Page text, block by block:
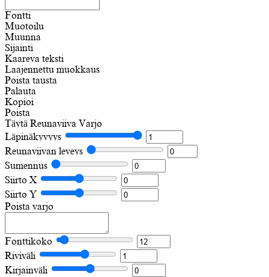
Fontti
Muotoilu
Muunna
Sijainti
Kaareva teksti
Laajennettu muokkaus
Poista tausta
Palauta
Kopioi
Poista
Täytä Reunaviiva Varjo
Läpinäkyvyys
Reunaviivan leveys
Sumennus
Siirto X
Siirto Y
Poista varjo
Fonttikoko
Riviväli
Kirjainväli